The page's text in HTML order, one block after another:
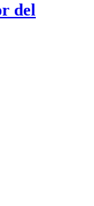
del